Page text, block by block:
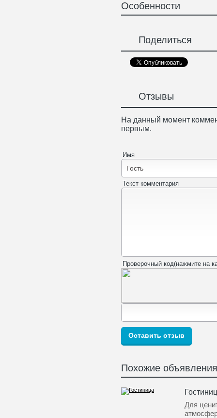
Особенности
Поделиться
Отзывы
На данный момент
первым.
Имя
Текст комментария
Проверочный код(нажмите на
Похожие объявления
Для